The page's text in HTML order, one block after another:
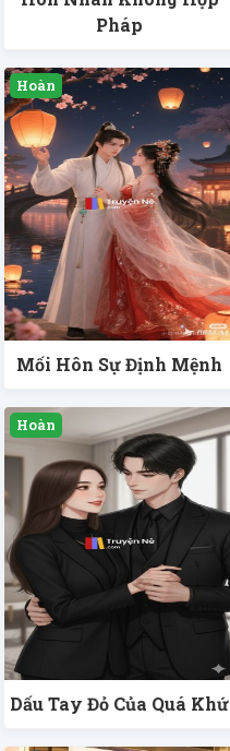
Pháp
Mối Hôn Sự Định Mệnh
Dấu Tay Đỏ Của Quá Khứ